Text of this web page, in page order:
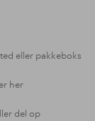
eller pakkeboks
her
del op